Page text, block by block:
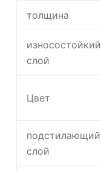
толщина
износостойкий
слой
Цвет
подстилающий
слой